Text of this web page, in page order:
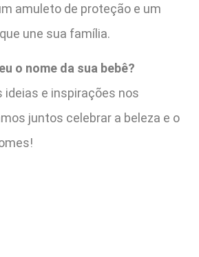
amuleto de proteção e um
une sua família.
o nome da sua bebê?
ideias e inspirações nos
juntos celebrar a beleza e o